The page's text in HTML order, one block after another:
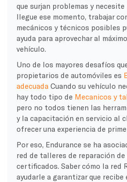
que surjan problemas y necesite
llegue ese momento, trabajar
mecánicos y técnicos posibles
ayuda para aprovechar al
vehículo.
Uno de los mayores desafíos
propietarios de automóviles es
adecuada Cuando su vehículo
hay todo tipo de Mecanicos y
pero no todos tienen las
y la capacitación en servicio al
ofrecer una experiencia de
Por eso, Endurance se ha
red de talleres de reparación
certificados. Saber cómo la red
ayudarle a garantizar que recibe